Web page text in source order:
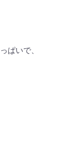
ぱいで、